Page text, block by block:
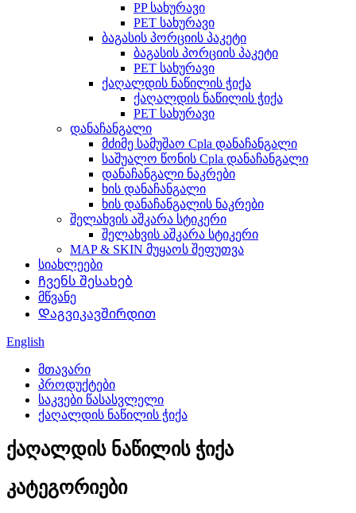
PP სახურავი
PET სახურავი
ბაგასის პორციის პაკეტი
ბაგასის პორციის პაკეტი
PET სახურავი
ქაღალდის ნაწილის ჭიქა
ქაღალდის ნაწილის ჭიქა
PET სახურავი
დანაჩანგალი
მძიმე სამუშაო Cpla დანაჩანგალი
საშუალო წონის Cpla დანაჩანგალი
დანაჩანგალი ნაკრები
ხის დანაჩანგალი
ხის დანაჩანგალის ნაკრები
შელახვის აშკარა სტიკერი
შელახვის აშკარა სტიკერი
MAP & SKIN მუყაოს შეფუთვა
სიახლეები
Ჩვენს შესახებ
მწვანე
Დაგვიკავშირდით
English
მთავარი
პროდუქტები
საკვები წასასვლელი
ქაღალდის ნაწილის ჭიქა
ქაღალდის ნაწილის ჭიქა
კატეგორიები